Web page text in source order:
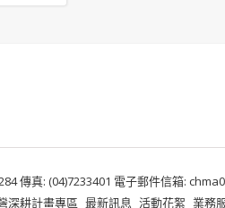
傳真: (04)7233401 電子郵件信箱:
深耕計畫專區 最新訊息 活動花絮 業務